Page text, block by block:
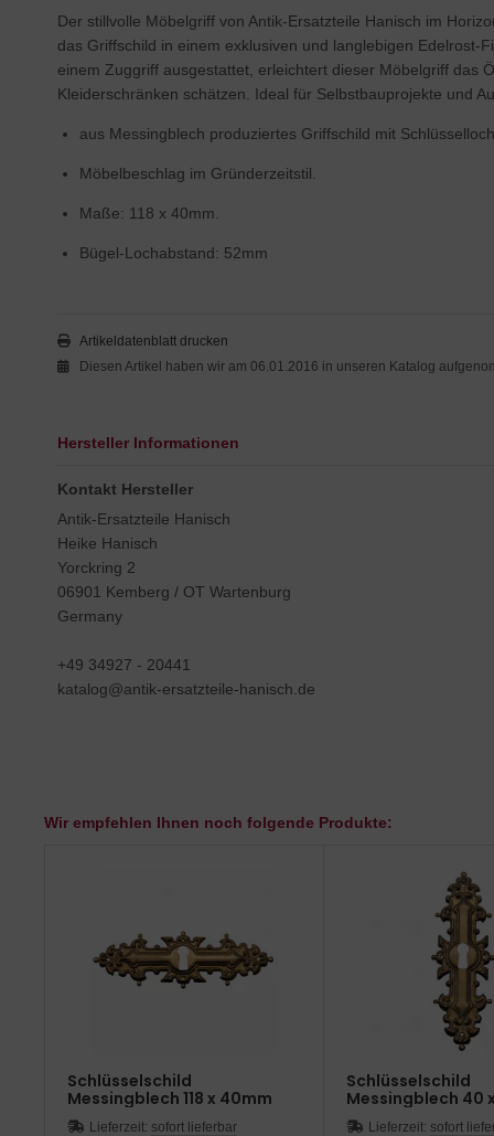
Der stillvolle Möbelgriff von Antik-Ersatzteile Hanisch im
das Griffschild in einem exklusiven und langlebigen
einem Zuggriff ausgestattet, erleichtert dieser Möbelgriff das
Kleiderschränken schätzen. Ideal für Selbstbauprojekte und
aus Messingblech produziertes Griffschild mit Schlüsselloch.
Möbelbeschlag im Gründerzeitstil.
Maße: 118 x 40mm.
Bügel-Lochabstand: 52mm
Artikeldatenblatt drucken
Diesen Artikel haben wir am 06.01.2016 in unseren Katalog
Hersteller Informationen
Kontakt Hersteller
Antik-Ersatzteile Hanisch
Heike Hanisch
Yorckring 2
06901 Kemberg / OT Wartenburg
Germany
+49 34927 - 20441
katalog@antik-ersatzteile-hanisch.de
Wir empfehlen Ihnen noch folgende Produkte:
Schlüsselschild
Messingblech 118 x 40mm
Lieferzeit: sofort lieferbar
Schlüsselschild
Messingblech 40 x
Lieferzeit: sofort